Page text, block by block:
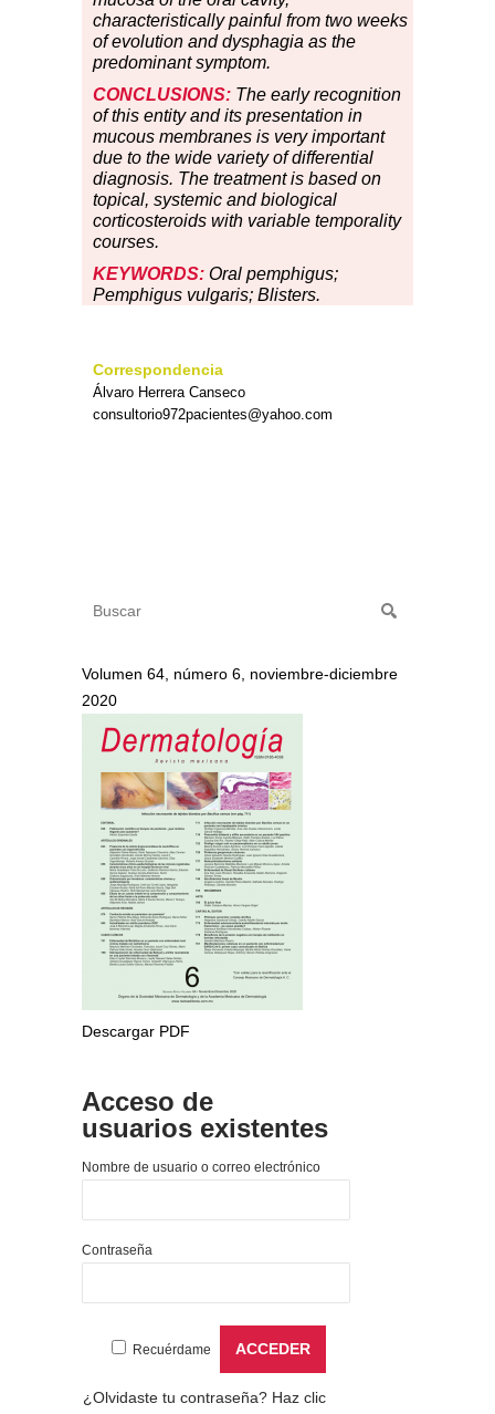
characteristically painful from two weeks
of evolution and dysphagia as the
predominant symptom.
CONCLUSIONS: The early recognition
of this entity and its presentation in
mucous membranes is very important
due to the wide variety of differential
diagnosis. The treatment is based on
topical, systemic and biological
corticosteroids with variable temporality
courses.
KEYWORDS: Oral pemphigus;
Pemphigus vulgaris; Blisters.
Correspondencia
Álvaro Herrera Canseco
consultorio972pacientes@yahoo.com
Volumen 64, número 6, noviembre-diciembre
2020
Descargar PDF
Acceso de
usuarios existentes
Nombre de usuario o correo electrónico
Contraseña
Recuérdame
¿Olvidaste tu contraseña? Haz clic